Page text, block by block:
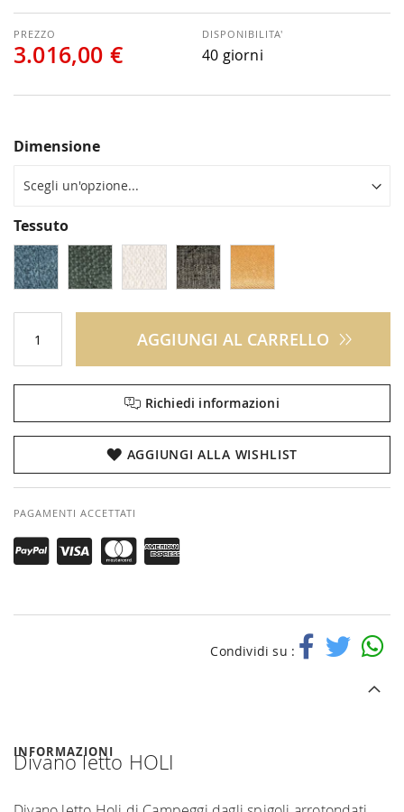
3.016,00 €
DISPONIBILITA'
40 giorni
Dimensione
Tessuto
AGGIUNGI AL CARRELLO
Richiedi informazioni
AGGIUNGI ALLA WISHLIST
PAGAMENTI ACCETTATI
Condividi su :
INFORMAZIONI
Divano letto HOLI